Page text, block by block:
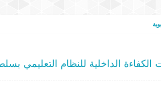
الداخلية للنظام التعليمي